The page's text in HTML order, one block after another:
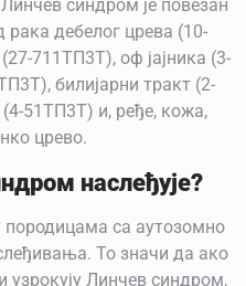
Линчев синдром је повезан
дебелог црева (10-
(27-711ТП3Т), оф јајника (3-
билијарни тракт (2-
51ТП3Т) и, ређе, кожа,
црево.
наслеђује?
са аутозомно
То значи да ако
узрокују Линчев синдром,